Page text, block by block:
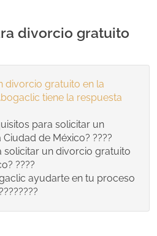
divorcio gratuito
divorcio gratuito en la
tiene la respuesta
para solicitar un
de México? ????
solicitar un divorcio gratuito
????️
ayudarte en tu proceso